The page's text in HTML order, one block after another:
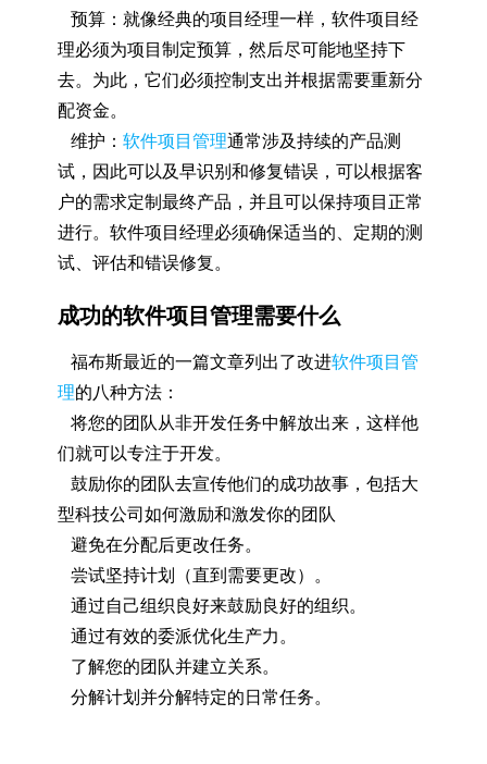
预算：就像经典的项目经理一样，软件项目经
理必须为项目制定预算，然后尽可能地坚持下
去。为此，它们必须控制支出并根据需要重新分
配资金。
维护： 软件项目管理通常涉及持续的产品测
试，因此可以及早识别和修复错误，可以根据客
户的需求定制最终产品，并且可以保持项目正常
进行。软件项目经理必须确保适当的、定期的测
试、评估和错误修复。
成功的软件项目管理需要什么
福布斯最近的一篇文章列出了改进软件项目管
理的八种方法：
将您的团队从非开发任务中解放出来，这样他
们就可以专注于开发。
鼓励你的团队去宣传他们的成功故事，包括大
型科技公司如何激励和激发你的团队
避免在分配后更改任务。
尝试坚持计划（直到需要更改）。
通过自己组织良好来鼓励良好的组织。
通过有效的委派优化生产力。
了解您的团队并建立关系。
分解计划并分解特定的日常任务。